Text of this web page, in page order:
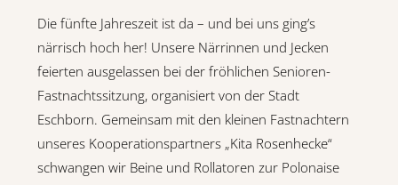
Die fünfte Jahreszeit ist da – und bei uns ging’s
närrisch hoch her! Unsere Närrinnen und Jecken
feierten ausgelassen bei der fröhlichen Senioren-
Fastnachtssitzung, organisiert von der Stadt
Eschborn. Gemeinsam mit den kleinen Fastnachtern
unseres Kooperationspartners „Kita Rosenhecke“
schwangen wir Beine und Rollatoren zur Polonaise